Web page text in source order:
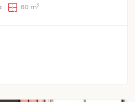
60 m2